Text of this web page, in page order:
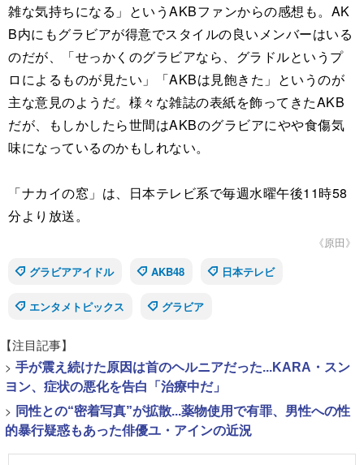
雑な気持ちになる」というAKBファンからの感想も。AK
B内にもグラビアが得意でスタイルの良いメンバーはいる
のだが、「せっかくのグラビアなら、グラドルというプ
ロによるものが見たい」「AKBは見飽きた」というのが
主な意見のようだ。様々な雑誌の表紙を飾ってきたAKB
だが、もしかしたら世間はAKBのグラビアにやや食傷気
味になっているのかもしれない。
「ナカイの窓」は、日本テレビ系で毎週水曜午後11時58
分より放送。
《原田》
グラビアアイドル
AKB48 日本テレビ
エンタメトピックス グラビア
【注目記事】
> 手が震え続けた原因は首のヘルニアだった...KARA・スン
ヨン、症状の悪化を告白「治療中だ」
> 同性との“密着写真”が拡散...薬物使用で有罪、男性への性
的暴行疑惑もあった俳優ユ・アインの近況